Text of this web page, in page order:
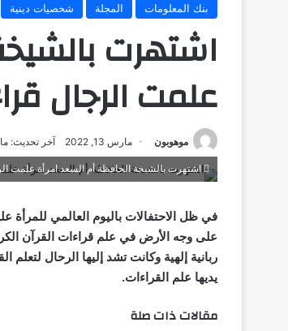
بنك المعلومات المجلة شخصيات دينية
اشتهرت
علمت الرجال
موهوبون مارس 13, 2022 آخر تحديث: مارس
اشتهرت بالشيخة الحافظة أم السعد امرأة علمت
في ظل الاحتفالات باليوم العالمي للمرأة
على وجه الأرض في علم قراءات القرآن
ربانية إلهية وكانت تشد إليها الرحال لتعلم
يديها علم القراءات.
مقالات ذات صلة